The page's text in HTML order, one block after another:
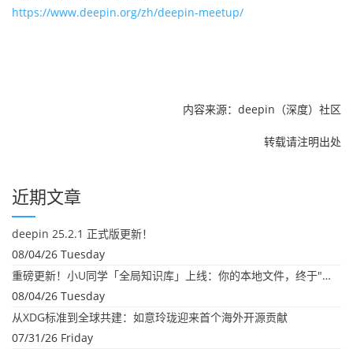
https://www.deepin.org/zh/deepin-meetup/
内容来源：deepin（深度）社区
转载请注明出处
近期文章
deepin 25.2.1 正式版更新！
08/04/26 Tuesday
重磅更新！小U同学「全局知识库」上线：你的本地文件，终于"活"起来了
08/04/26 Tuesday
从XDG标准到全球共建：如意玲珑迎来首个海外开源贡献
07/31/26 Friday